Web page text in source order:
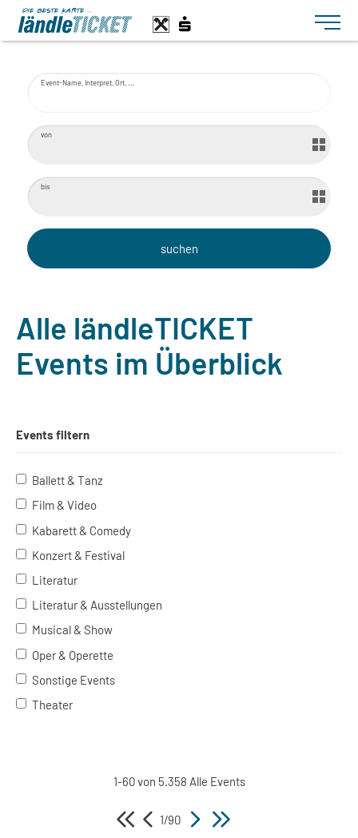
Toggle
Event-Name, Interpret, Ort, ...
von
bis
Alle ländleTICKET
Events im Überblick
Events filtern
Ballett & Tanz
Film & Video
Kabarett & Comedy
Konzert & Festival
Literatur
Literatur & Ausstellungen
Musical & Show
Oper & Operette
Sonstige Events
Theater
1-60 von 5.358 Alle Events
1/90